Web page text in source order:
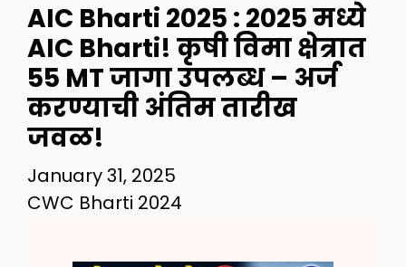
AIC Bharti 2025 : 2025 मध्ये
AIC Bharti! कृषी विमा क्षेत्रात
55 MT जागा उपलब्ध – अर्ज
करण्याची अंतिम तारीख
जवळ!
January 31, 2025
CWC Bharti 2024